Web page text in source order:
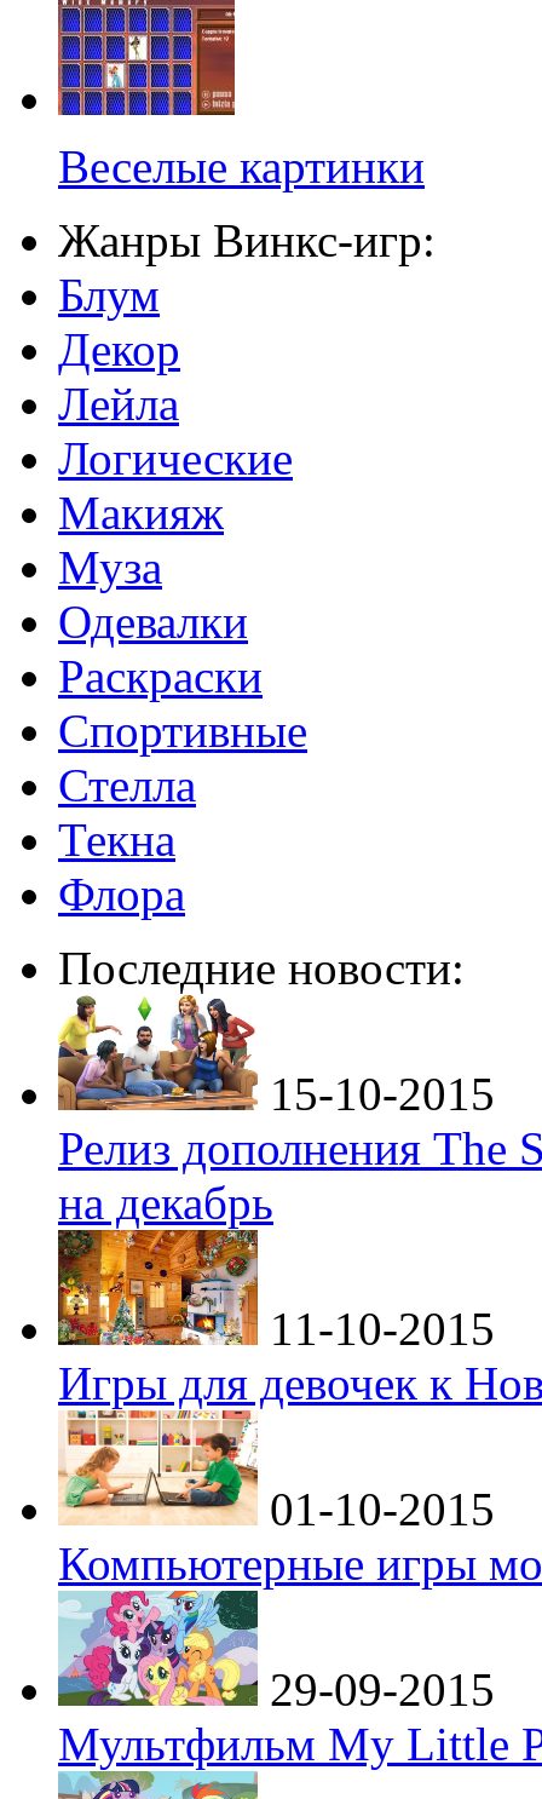
Веселые картинки
Жанры Винкс-игр:
Блум
Декор
Лейла
Логические
Макияж
Муза
Одевалки
Раскраски
Спортивные
Стелла
Текна
Флора
Последние новости:
15-10-2015
Релиз дополнения The
на декабрь
11-10-2015
Игры для девочек к
01-10-2015
Компьютерные игры
29-09-2015
Мультфильм My Little